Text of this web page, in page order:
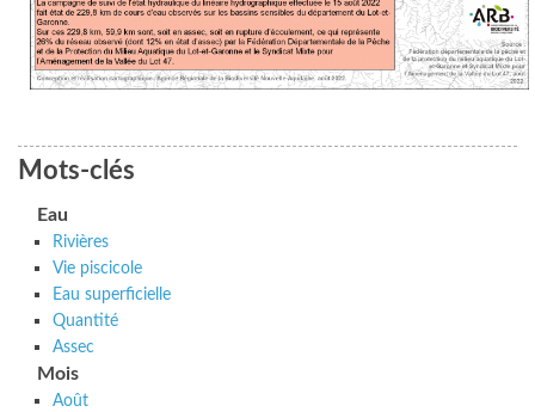
Mots-clés
Eau
Rivières
Vie piscicole
Eau superficielle
Quantité
Assec
Mois
Août